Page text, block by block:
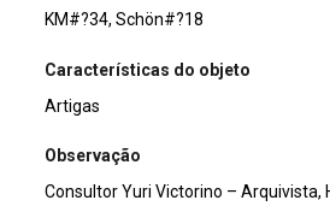
KM#?34, Schön#?18
Características do objeto
Artigas
Observação
Consultor Yuri Victorino – Arquivista,